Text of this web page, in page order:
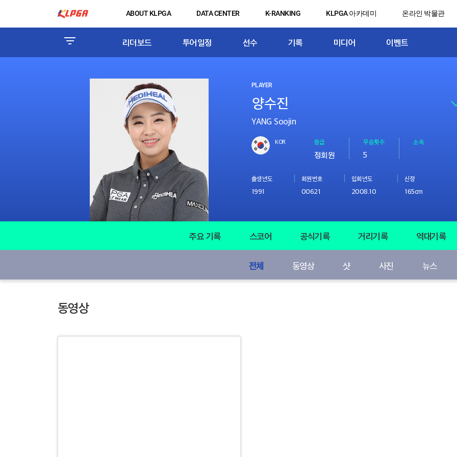
ABOUT KLPGA DATA CENTER K-RANKING KLPGA 아카데미 온라인 박물관
리더보드 투어일정 선수 기록 미디어 이벤트
PLAYER
YANG Soojin
KOR 등급
정회원
우승횟수
5
소속
출생년도
1991
회원번호
00621
입회년도
2008.10
신장
165cm
주요 기록 스코어 공식기록 거리기록 역대기록
전체 동영상 샷 사진 뉴스
동영상